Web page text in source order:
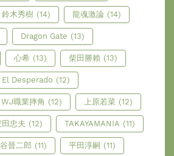
鈴木秀樹 (14) 龍魂激論 (14)
Dragon Gate (13)
心希 (13) 柴田勝賴 (13)
El Desperado (12)
WJ職業摔角 (12) 上原若菜 (12)
田忠夫 (12) TAKAYAMANIA (11)
晉二郎 (11) 平田淳嗣 (11)